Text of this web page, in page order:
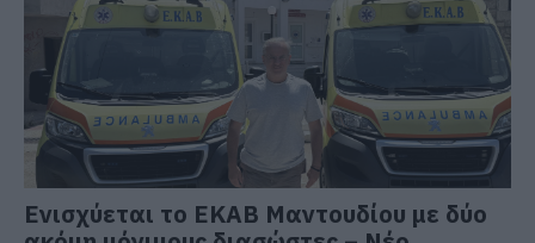
Ενισχύεται το ΕΚΑΒ Μαντουδίου με δύο